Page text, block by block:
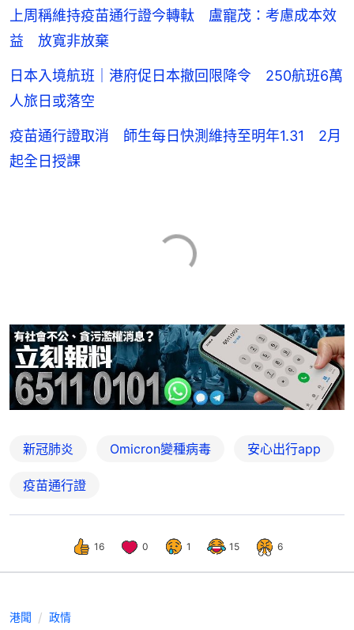
上周稱維持疫苗通行證今轉軚 盧寵茂：考慮成本效
益 放寬非放棄
日本入境航班｜港府促日本撤回限降令 250航班6萬
人旅日或落空
疫苗通行證取消 師生每日快測維持至明年1.31 2月
起全日授課
新冠肺炎 Omicron變種病毒 安心出行app
疫苗通行證
16 0 1 15 6
港聞 政情